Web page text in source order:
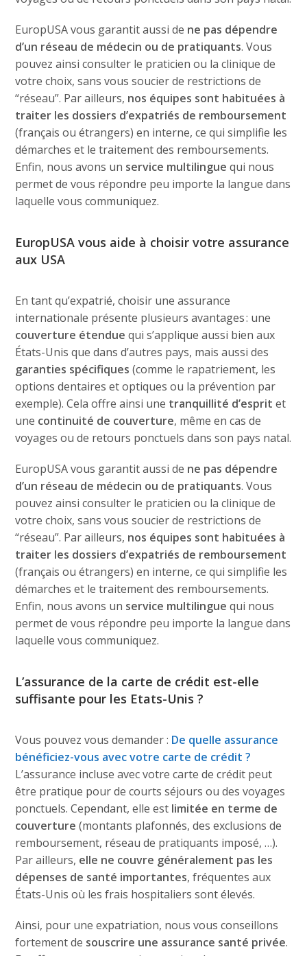
EuropUSA vous garantit aussi de ne pas dépendre
d’un réseau de médecin ou de pratiquants. Vous
pouvez ainsi consulter le praticien ou la clinique de
votre choix, sans vous soucier de restrictions de
“réseau”. Par ailleurs, nos équipes sont habituées à
traiter les dossiers d’expatriés de remboursement
(français ou étrangers) en interne, ce qui simplifie les
démarches et le traitement des remboursements.
Enfin, nous avons un service multilingue qui nous
permet de vous répondre peu importe la langue dans
laquelle vous communiquez.
EuropUSA vous aide à choisir votre assurance
aux USA
En tant qu’expatrié, choisir une assurance
internationale présente plusieurs avantages : une
couverture étendue qui s’applique aussi bien aux
États-Unis que dans d’autres pays, mais aussi des
garanties spécifiques (comme le rapatriement, les
options dentaires et optiques ou la prévention par
exemple). Cela offre ainsi une tranquillité d’esprit et
une continuité de couverture, même en cas de
voyages ou de retours ponctuels dans son pays natal.
EuropUSA vous garantit aussi de ne pas dépendre
d’un réseau de médecin ou de pratiquants. Vous
pouvez ainsi consulter le praticien ou la clinique de
votre choix, sans vous soucier de restrictions de
“réseau”. Par ailleurs, nos équipes sont habituées à
traiter les dossiers d’expatriés de remboursement
(français ou étrangers) en interne, ce qui simplifie les
démarches et le traitement des remboursements.
Enfin, nous avons un service multilingue qui nous
permet de vous répondre peu importe la langue dans
laquelle vous communiquez.
L’assurance de la carte de crédit est-elle
suffisante pour les Etats-Unis ?
Vous pouvez vous demander : De quelle assurance
bénéficiez-vous avec votre carte de crédit ?
L’assurance incluse avec votre carte de crédit peut
être pratique pour de courts séjours ou des voyages
ponctuels. Cependant, elle est limitée en terme de
couverture (montants plafonnés, des exclusions de
remboursement, réseau de pratiquants imposé, …).
Par ailleurs, elle ne couvre généralement pas les
dépenses de santé importantes, fréquentes aux
États-Unis où les frais hospitaliers sont élevés.
Ainsi, pour une expatriation, nous vous conseillons
fortement de souscrire une assurance santé privée.